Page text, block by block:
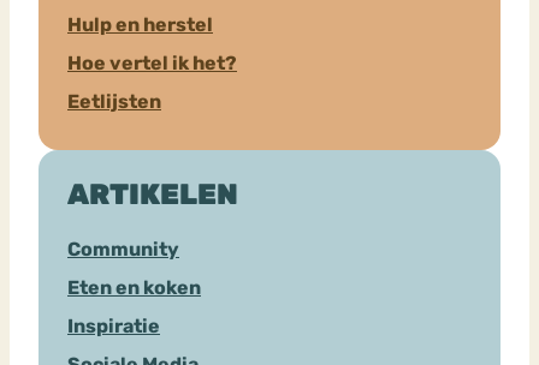
Hulp en herstel
Hoe vertel ik het?
Eetlijsten
ARTIKELEN
Community
Eten en koken
Inspiratie